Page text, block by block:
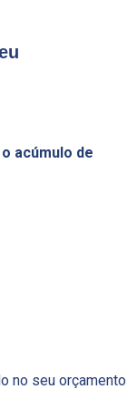
acúmulo de
no seu orçamento